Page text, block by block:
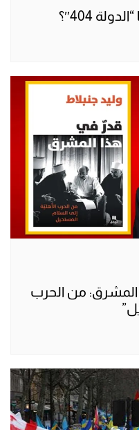
404″؟
المشرق: من الحرب